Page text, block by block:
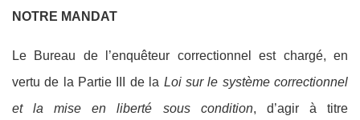
NOTRE MANDAT
Le Bureau de l’enquêteur correctionnel est chargé, en
vertu de la Partie III de la Loi sur le système correctionnel
et la mise en liberté sous condition, d’agir à titre